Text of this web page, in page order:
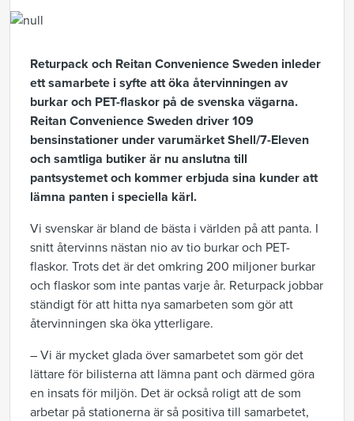
Returpack och Reitan Convenience Sweden inleder
ett samarbete i syfte att öka återvinningen av
burkar och PET-flaskor på de svenska vägarna.
Reitan Convenience Sweden driver 109
bensinstationer under varumärket Shell/7-Eleven
och samtliga butiker är nu anslutna till
pantsystemet och kommer erbjuda sina kunder att
lämna panten i speciella kärl.
Vi svenskar är bland de bästa i världen på att panta. I
snitt återvinns nästan nio av tio burkar och PET-
flaskor. Trots det är det omkring 200 miljoner burkar
och flaskor som inte pantas varje år. Returpack jobbar
ständigt för att hitta nya samarbeten som gör att
återvinningen ska öka ytterligare.
– Vi är mycket glada över samarbetet som gör det
lättare för bilisterna att lämna pant och därmed göra
en insats för miljön. Det är också roligt att de som
arbetar på stationerna är så positiva till samarbetet,